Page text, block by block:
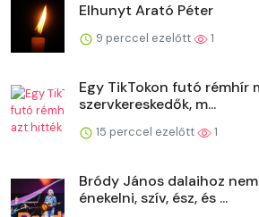
Elhunyt Arató Péter
9 perccel ezelőtt 1
Egy TikTokon futó
szervkereskedők, m...
15 perccel ezelőtt 1
Bródy János dalaihoz
énekelni, szív, ész, és ...